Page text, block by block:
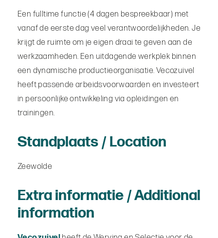
Een fulltime functie (4 dagen bespreekbaar) met
vanaf de eerste dag veel verantwoordelijkheden. Je
krijgt de ruimte om je eigen draai te geven aan de
werkzaamheden. Een uitdagende werkplek binnen
een dynamische productieorganisatie. Vecozuivel
heeft passende arbeidsvoorwaarden en investeert
in persoonlijke ontwikkeling via opleidingen en
trainingen.
Standplaats / Location
Zeewolde
Extra informatie / Additional
information